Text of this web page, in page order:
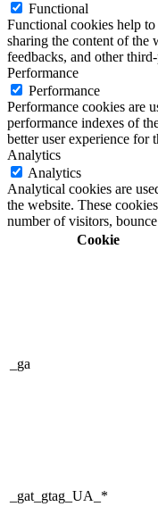
Functional
Functional cookies help
sharing the content of the
feedbacks, and other
Performance
Performance
Performance cookies are
performance indexes of
better user experience for
Analytics
Analytics
Analytical cookies are
the website. These
number of visitors,
Cookie
_ga
_gat_gtag_UA_*